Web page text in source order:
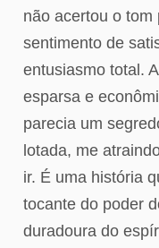
não acertou o tom
sentimento de
entusiasmo total.
esparsa e
parecia um
lotada, me
ir. É uma história
tocante do poder
duradoura do